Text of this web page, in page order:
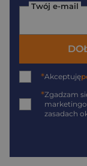
Twój e-mail
*Akceptuję
*Zgadzam
zasadach